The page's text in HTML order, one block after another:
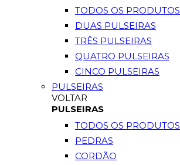
TODOS OS PRODUTOS
DUAS PULSEIRAS
TRÊS PULSEIRAS
QUATRO PULSEIRAS
CINCO PULSEIRAS
PULSEIRAS
VOLTAR
PULSEIRAS
TODOS OS PRODUTOS
PEDRAS
CORDÃO